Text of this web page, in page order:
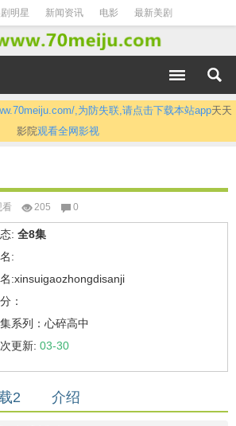
明星 新闻资讯 电影 最新美剧
,为防失联,请点击下载本站app天天
影院观看全网影视
看 205 0
: 全8集
:
:xinsuigaozhongdisanji
：
系列：心碎高中
次更新: 03-30
2 介绍